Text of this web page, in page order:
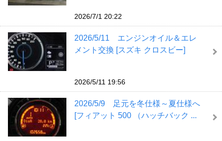
2026/7/1 20:22
2026/5/11 エンジンオイル＆エレ
メント交換 [スズキ クロスビー]
2026/5/11 19:56
2026/5/9 足元を冬仕様～夏仕様へ
[フィアット 500 （ハッチバック ...